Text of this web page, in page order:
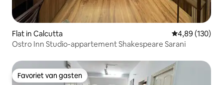
Flat in Calcutta Gemiddelde
4,89 (130)
Ostro Inn Studio-appartement Shakespeare Sarani
Favoriet van gasten
Favoriet van gasten